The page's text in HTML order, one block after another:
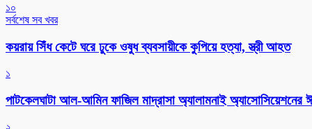
১০
সর্বশেষ সব খবর
কয়রায় সিঁধ কেটে ঘরে ঢুকে ওষুধ ব্যবসায়ীকে কুপিয়ে হত্যা, স্ত্রী আহত
১
পাটকেলঘাটা আল-আমিন ফাজিল মাদ্রাসা অ্যালামনাই অ্যাসোসিয়েশনের